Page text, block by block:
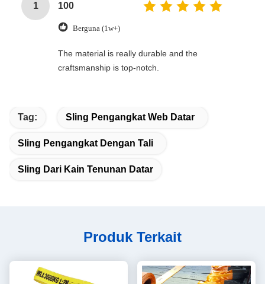
1 100
Berguna (1w+)
The material is really durable and the
craftsmanship is top-notch.
Tag: Sling Pengangkat Web Datar
Sling Pengangkat Dengan Tali
Sling Dari Kain Tenunan Datar
Produk Terkait